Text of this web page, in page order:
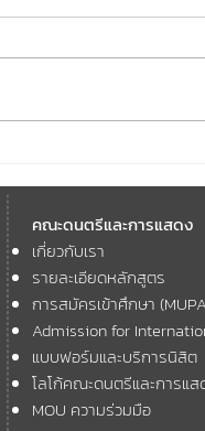
มหาวิทยาลั
โครงการ
11th
Forum
คณะดนตรีและการแสดง
เกี่ยวกับเรา
รายละเอียดหลักสูตร
การสมัครเข้าศึกษา
Admission for
แบบฟอร์มและบริการนิสิต
โลโก้คณะดนตรีและการแส
MOU ความร่วมมือ